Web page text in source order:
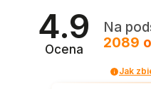
4.9
Ocena
Na
2089
Jak